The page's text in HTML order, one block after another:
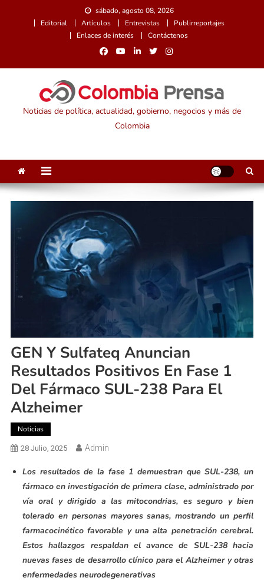
sábado, agosto 08, 2026
Editorial
Artículos Entrevistas
Publirreportajes
Enlaces de interés
Contáctenos
Noticias de política, actualidad, gobierno, negocios y más de
Colombia
GEN Y Sulfateq Anuncian
Resultados Positivos En Fase 1
Del Fármaco SUL-238 Para El
Alzheimer
Noticias
28 Julio, 2025 Admin
Los resultados de la fase 1 demuestran que SUL-238, un
fármaco en investigación de primera clase, administrado por
vía oral y dirigido a las mitocondrias, es seguro y bien
tolerado en personas mayores sanas, mostrando un perfil
farmacocinético favorable y una alta penetración cerebral.
Estos hallazgos respaldan el avance de SUL-238 hacia
nuevas fases de desarrollo clínico para el Alzheimer y otras
enfermedades neurodegenerativas